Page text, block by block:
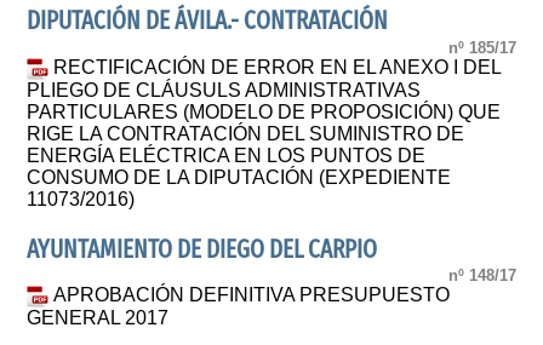
DIPUTACIÓN DE ÁVILA.- CONTRATACIÓN
nº 185/17
RECTIFICACIÓN DE ERROR EN EL ANEXO I DEL
PLIEGO DE CLÁUSULS ADMINISTRATIVAS
PARTICULARES (MODELO DE PROPOSICIÓN) QUE
RIGE LA CONTRATACIÓN DEL SUMINISTRO DE
ENERGÍA ELÉCTRICA EN LOS PUNTOS DE
CONSUMO DE LA DIPUTACIÓN (EXPEDIENTE
11073/2016)
AYUNTAMIENTO DE DIEGO DEL CARPIO
nº 148/17
APROBACIÓN DEFINITIVA PRESUPUESTO
GENERAL 2017